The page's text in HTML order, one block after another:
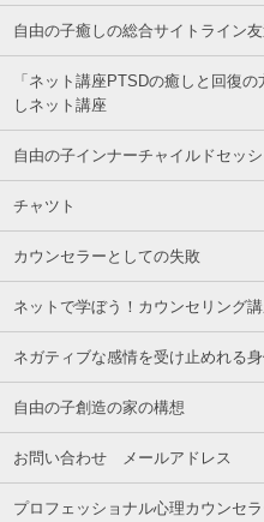
自由の子癒しの総合サイトライン
「ネット講座PTSDの癒しと回復
しネット講座
自由の子インナーチャイルドセッシ
チャツト
カウンセラーとしての失敗
ネットで学ぼう！カウンセリング
ネガティブな感情を受け止めれる
自由の子創造の家の構想
お問い合わせ メールアドレス
プロフェッショナル心理カウンセ